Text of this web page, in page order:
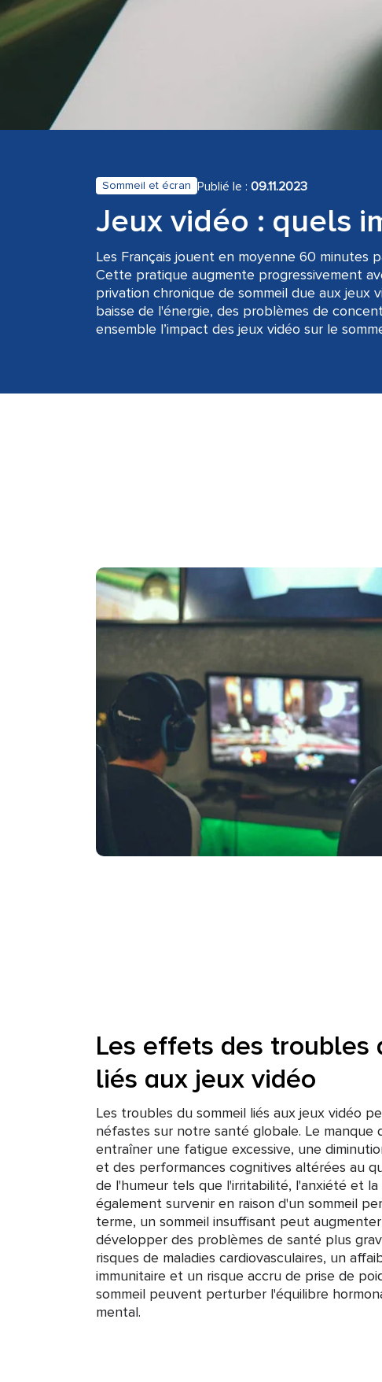
Sommeil et écran Publié le : 09.11.2023
Jeux vidéo : quels
Les Français jouent en moyenne 60 minutes
Cette pratique augmente progressivement
privation chronique de sommeil due aux
baisse de l'énergie, des problèmes de
ensemble l’impact des jeux vidéo sur le
Les effets des troubles
liés aux jeux vidéo
Les troubles du sommeil liés aux jeux vidéo
néfastes sur notre santé globale. Le manque
entraîner une fatigue excessive, une
et des performances cognitives altérées au
de l'humeur tels que l'irritabilité, l'anxiété et
également survenir en raison d'un sommeil
terme, un sommeil insuffisant peut
développer des problèmes de santé plus
risques de maladies cardiovasculaires, un
immunitaire et un risque accru de prise de
sommeil peuvent perturber l'équilibre
mental.